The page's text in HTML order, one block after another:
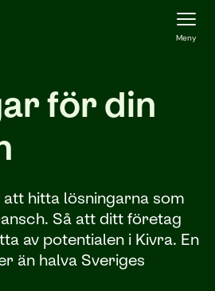
Meny
för din
hitta lösningarna som
Så att ditt företag
av potentialen i Kivra. En
än halva Sveriges